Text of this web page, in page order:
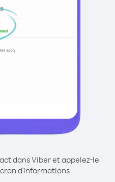
dans Viber et appelez-le
d'informations